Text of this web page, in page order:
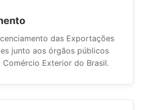
das Exportações
junto aos órgãos públicos
Comércio Exterior do Brasil.